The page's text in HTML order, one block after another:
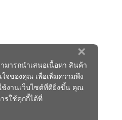
×
มารถนำเสนอเนื้อหา สินค้า
จของคุณ เพื่อเพิ่มความพึง
งานเว็บไซต์ที่ดียิ่งขึ้น คุณ
รใช้คุกกี้ได้ที่